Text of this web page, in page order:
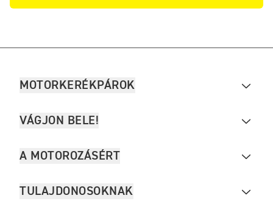
MOTORKERÉKPÁROK
VÁGJON BELE!
A MOTOROZÁSÉRT
TULAJDONOSOKNAK